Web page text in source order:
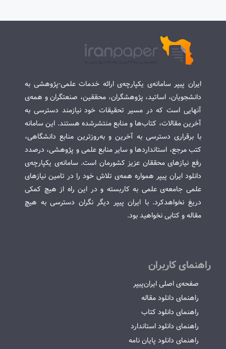
ایران پیپر سامانه‌ی یکپارچه‌ی ارائه خدمات علمی-پژوهشی به
دانشجویان، اساتید، پژوهشگران، محققین، صنعتگران و همه‌ی
آنهایی است که در مسیر تحقیقات خود نیازمند دسترسی به
آخرین مقالات، کتاب‌ها و منابع منتشرشده هستند. این سامانه
با برقراری دسترسی به آخرین و به‌روزترین منابع دانشگاهی،
کتب مرجع، استانداردها و سایر منابع علمی و پژوهشی، درصدد
رفع نیازهای محققان عزیز کشورمان است. سامانه‌ی یکپارچه‌ی
دانلود ایران پیپر همواره همه‌ی تلاش خود را در تامین نیازهای
علمی جامعه‌ی علمی به کاربسته و در این راه از هیچ کمکی
دریغ نخواهدکرد. با ایران پیپر دیگر نگران دسترسی به هیچ
مقاله و کتابی نخواهید بود.
راهنمای کاربران
صفحه‌ی اصلی ایران‌پیپر
راهنمای دانلود مقاله
راهنمای دانلود کتاب
راهنمای دانلود استاندارد
راهنمای دانلود پایان نامه